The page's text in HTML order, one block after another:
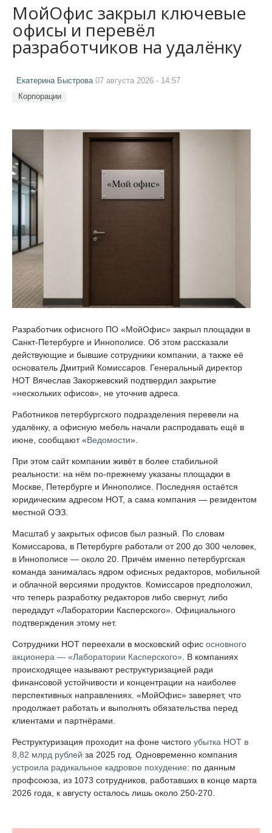
МойОфис закрыл ключевые
офисы и перевёл
разработчиков на удалёнку
Екатерина Быстрова 07 августа 2026 - 14:57
Корпорации
Разработчик офисного ПО «МойОфис» закрыл площадки в
Санкт-Петербурге и Иннополисе. Об этом рассказали
действующие и бывшие сотрудники компании, а также её
основатель Дмитрий Комиссаров. Генеральный директор
НОТ Вячеслав Закоржевский подтвердил закрытие
«нескольких офисов», не уточнив адреса.
Работников петербургского подразделения перевели на
удалёнку, а офисную мебель начали распродавать ещё в
июне, сообщают «Ведомости».
При этом сайт компании живёт в более стабильной
реальности: на нём по-прежнему указаны площадки в
Москве, Петербурге и Иннополисе. Последняя остаётся
юридическим адресом НОТ, а сама компания — резидентом
местной ОЭЗ.
Масштаб у закрытых офисов был разный. По словам
Комиссарова, в Петербурге работали от 200 до 300 человек,
в Иннополисе — около 20. Причём именно петербургская
команда занималась ядром офисных редакторов, мобильной
и облачной версиями продуктов. Комиссаров предположил,
что теперь разработку редакторов либо свернут, либо
передадут «Лаборатории Касперского». Официального
подтверждения этому нет.
Сотрудники НОТ переехали в московский офис основного
акционера — «Лаборатории Касперского». В компаниях
происходящее называют реструктуризацией ради
финансовой устойчивости и концентрации на наиболее
перспективных направлениях. «МойОфис» заверяет, что
продолжает работать и выполнять обязательства перед
клиентами и партнёрами.
Реструктуризация проходит на фоне чистого убытка НОТ в
8,82 млрд рублей за 2025 год. Одновременно компания
устроила радикальное кадровое похудение: по данным
профсоюза, из 1073 сотрудников, работавших в конце марта
2026 года, к августу осталось лишь около 250-270.